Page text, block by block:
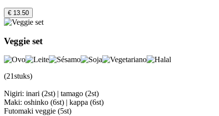
€ 13.50
Veggie set
(21stuks)
Nigiri: inari (2st) | tamago (2st)
Maki: oshinko (6st) | kappa (6st)
Futomaki veggie (5st)